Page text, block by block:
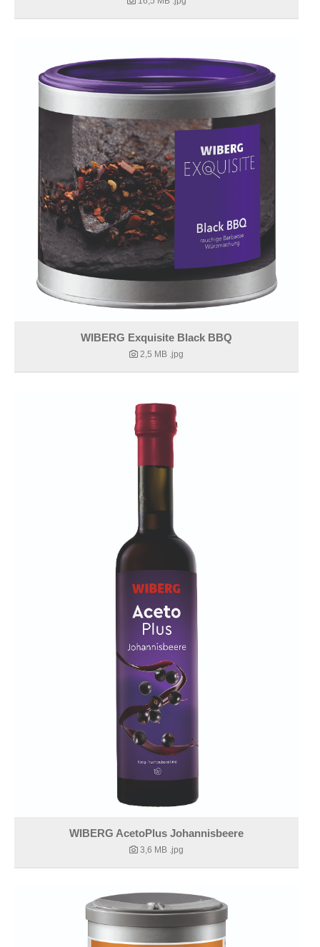
WIBERG Exquisite Black BBQ
2,5 MB .jpg
WIBERG AcetoPlus Johannisbeere
3,6 MB .jpg